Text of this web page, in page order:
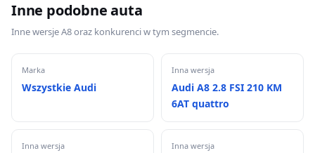
Inne podobne auta
Inne wersje A8 oraz konkurenci w tym segmencie.
Marka
Wszystkie Audi
Inna wersja
Audi A8 2.8 FSI 210 KM
6AT quattro
Inna wersja Inna wersja